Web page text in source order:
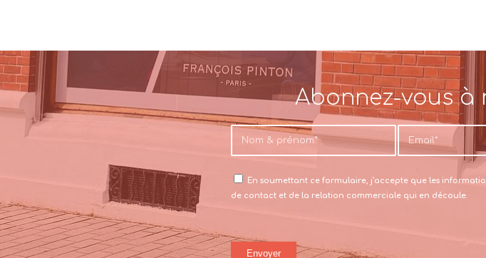
Abonnez-vous à
En soumettant ce formulaire, j’accepte que les
de contact et de la relation commerciale qui en découle.